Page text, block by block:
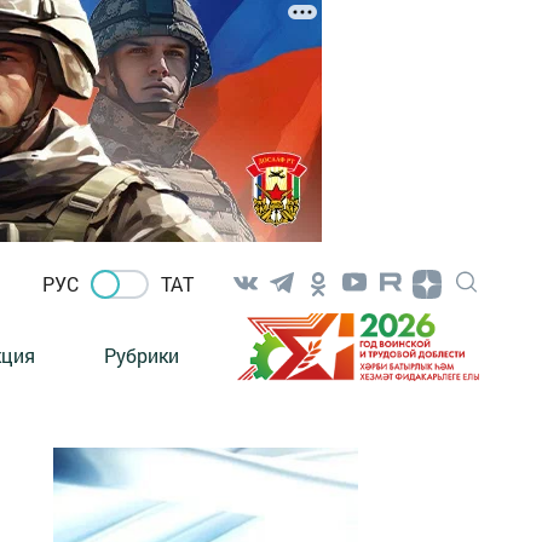
РУС ТАТ
Рубрики